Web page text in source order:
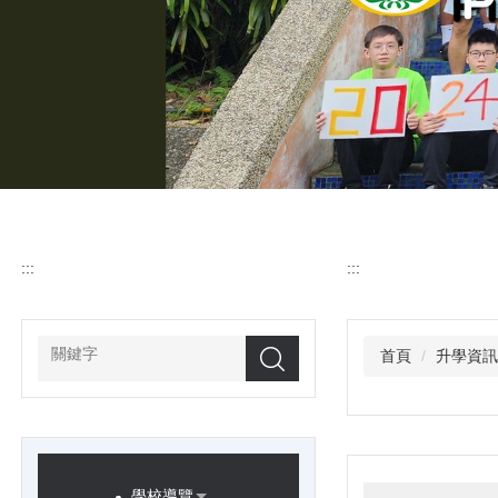
:::
搜尋
:::
首頁 升學資訊